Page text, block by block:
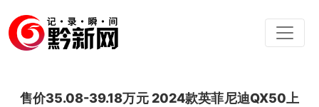
售价35.08-39.18万元 2024款英菲尼迪QX50上